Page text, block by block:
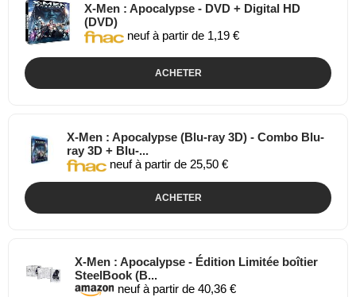
X-Men : Apocalypse - DVD + Digital HD
(DVD)
neuf à partir de 1,19 €
ACHETER
X-Men : Apocalypse (Blu-ray 3D) - Combo Blu-
ray 3D + Blu-...
neuf à partir de 25,50 €
ACHETER
X-Men : Apocalypse - Édition Limitée boîtier
SteelBook (B...
neuf à partir de 40,36 €